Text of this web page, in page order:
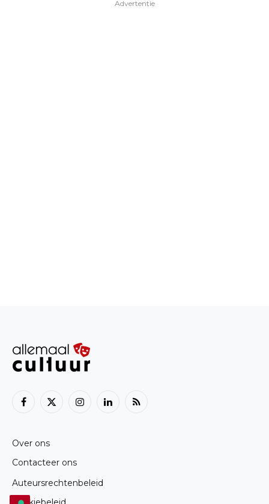
Advertentie
Facebook
X
InstagramLinkedInRSS
Over ons
Contacteer ons
Auteursrechtenbeleid